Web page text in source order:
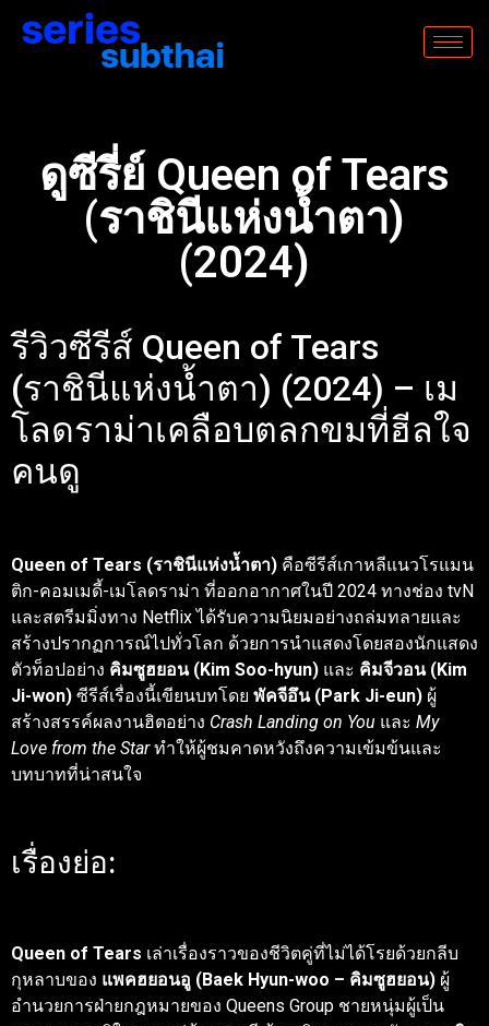
ดูซีรี่ย์ Queen of Tears
(ราชินีแห่งน้ำตา)
(2024)
รีวิวซีรีส์ Queen of Tears
(ราชินีแห่งน้ำตา) (2024) – เม
โลดราม่าเคลือบตลกขมที่ฮีลใจ
คนดู
Queen of Tears (ราชินีแห่งน้ำตา) คือซีรีส์เกาหลีแนวโรแมน
ติก-คอมเมดี้-เมโลดราม่า ที่ออกอากาศในปี 2024 ทางช่อง tvN
และสตรีมมิ่งทาง Netflix ได้รับความนิยมอย่างถล่มทลายและ
สร้างปรากฏการณ์ไปทั่วโลก ด้วยการนำแสดงโดยสองนักแสดง
ตัวท็อปอย่าง คิมซูฮยอน (Kim Soo-hyun) และ คิมจีวอน (Kim
Ji-won) ซีรีส์เรื่องนี้เขียนบทโดย พัคจีอึน (Park Ji-eun) ผู้
สร้างสรรค์ผลงานฮิตอย่าง Crash Landing on You และ My
Love from the Starทำให้ผู้ชมคาดหวังถึงความเข้มข้นและ
บทบาทที่น่าสนใจ
เรื่องย่อ:
Queen of Tears เล่าเรื่องราวของชีวิตคู่ที่ไม่ได้โรยด้วยกลีบ
กุหลาบของ แพคฮยอนอู (Baek Hyun-woo – คิมซูฮยอน) ผู้
อำนวยการฝ่ายกฎหมายของ Queens Group ชายหนุ่มผู้เป็น